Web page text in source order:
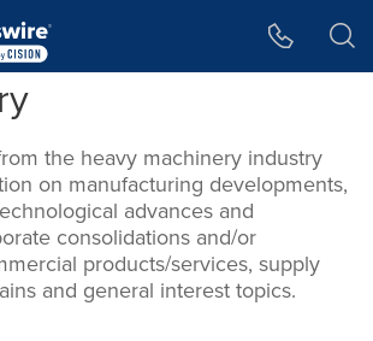
the heavy machinery industry
on manufacturing developments,
advances and
consolidations and/or
products/services, supply
and general interest topics.